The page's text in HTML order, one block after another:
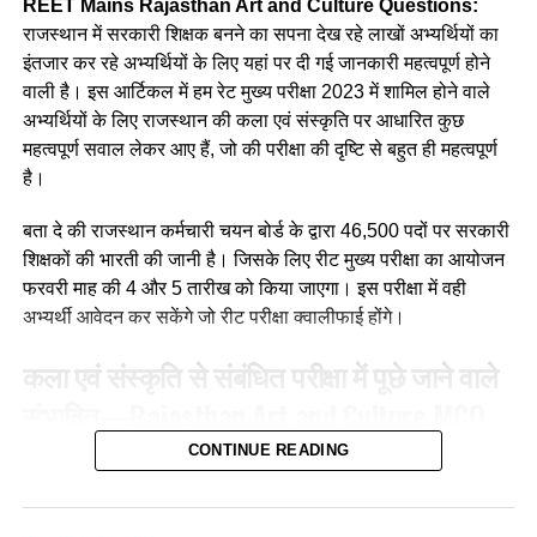
(a) जिज्ञासा
(b) अभ्यास
(c) अनुकरण
(d) उपर्युक्त सभी
Ans :- (a)
Q. मातृ भाषा से अभिप्राय है?
(c) परिजनों की भाषा
REET Mains Rajasthan Art and Culture Questions:
राजस्थान में सरकारी शिक्षक बनने का सपना देख रहे लाखों अभ्यर्थियों का
इंतजार कर रहे अभ्यर्थियों के लिए यहां पर दी गई जानकारी महत्वपूर्ण होने
वाली है। इस आर्टिकल में हम रेट मुख्य परीक्षा 2023 में शामिल होने वाले
अभ्यर्थियों के लिए राजस्थान की कला एवं संस्कृति पर आधारित कुछ
महत्वपूर्ण सवाल लेकर आए हैं, जो की परीक्षा की दृष्टि से बहुत ही महत्वपूर्ण
है।
बता दे की राजस्थान कर्मचारी चयन बोर्ड के द्वारा 46,500 पदों पर सरकारी
शिक्षकों की भारती की जानी है। जिसके लिए रीट मुख्य परीक्षा का आयोजन
फरवरी माह की 4 और 5 तारीख को किया जाएगा। इस परीक्षा में वही
अभ्यर्थी आवेदन कर सकेंगे जो रीट परीक्षा क्वालीफाई होंगे।
कला एवं संस्कृति से संबंधित परीक्षा में पूछे जाने वाले
CONTINUE READING